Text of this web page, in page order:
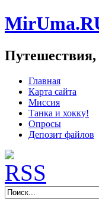
Главная
Карта сайта
Миссия
Танка и хокку!
Опросы
Депозит файлов